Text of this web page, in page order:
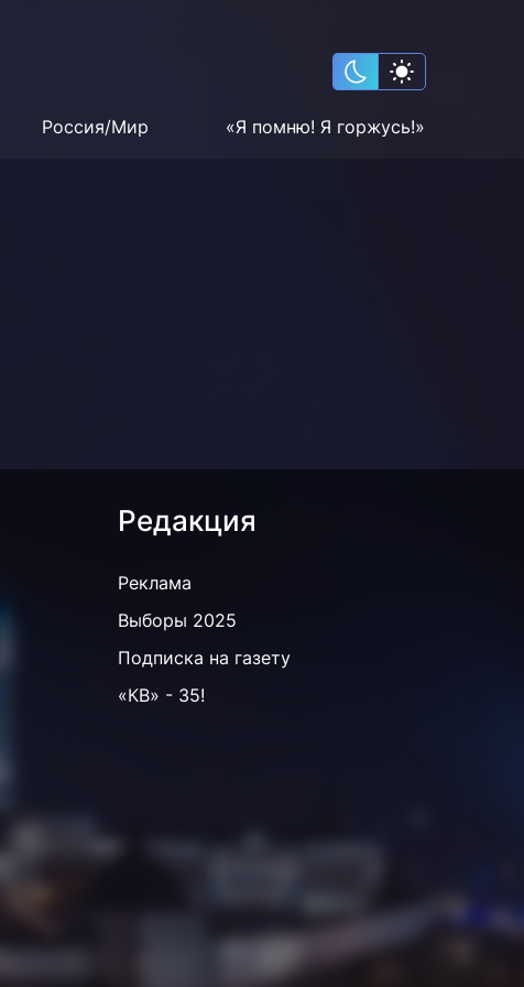
Россия/Мир «Я помню! Я горжусь!»
Редакция
Реклама
Выборы 2025
Подписка на газету
«КВ» - 35!